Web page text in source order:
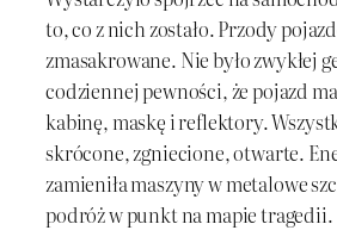
to, co z nich zostało. Przody
zmasakrowane. Nie było zwykłej
codziennej pewności, że pojazd
kabinę, maskę i reflektory.
skrócone, zgniecione, otwarte.
zamieniła maszyny w metalowe
podróż w punkt na mapie tragedii.